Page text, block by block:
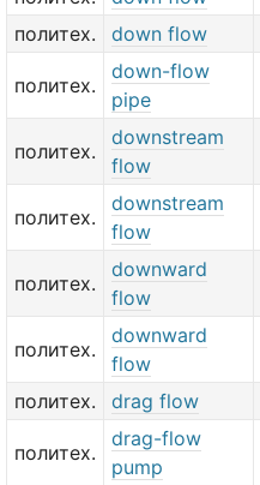
политех.
down flow
политех.
down-flow
pipe
политех.
downstream
flow
политех.
downstream
flow
политех.
downward
flow
политех.
downward
flow
политех. drag flow
политех.
drag-flow
pump